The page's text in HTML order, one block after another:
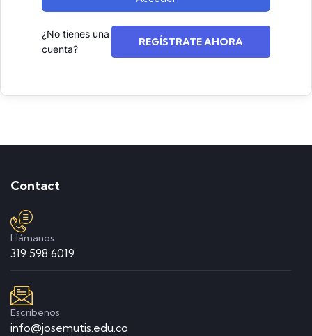
¿No tienes una
cuenta?
REGÍSTRATE AHORA
Contact
Llámanos
319 598 6019
Escríbenos
info@josemutis.edu.co